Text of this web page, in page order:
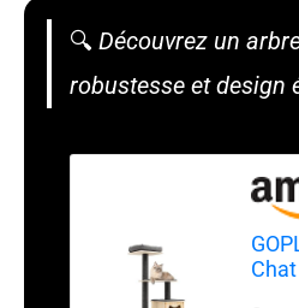
🔍 Découvrez un
robustesse et design